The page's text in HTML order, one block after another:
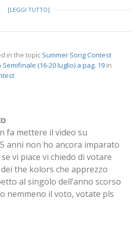
[LEGGI TUTTO]
in the topic Summer Song Contest
Semifinale (16-20 luglio) a pag. 19 in
fa mettere il video su
anni non ho ancora imparato
vi piace vi chiedo di votare
the kolors che apprezzo
al singolo dell’anno scorso
nemmeno il voto, votate pls